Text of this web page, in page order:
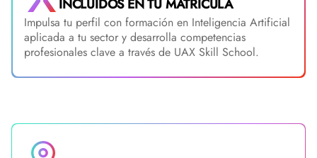
INCLUIDOS EN TU MATRÍCULA
Impulsa tu perfil con formación en Inteligencia Artificial
aplicada a tu sector y desarrolla competencias
profesionales clave a través de UAX Skill School.